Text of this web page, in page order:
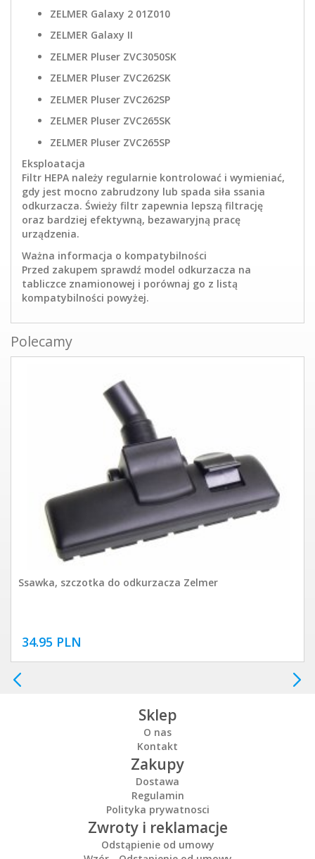
ZELMER Galaxy 2 01Z010
ZELMER Galaxy II
ZELMER Pluser ZVC3050SK
ZELMER Pluser ZVC262SK
ZELMER Pluser ZVC262SP
ZELMER Pluser ZVC265SK
ZELMER Pluser ZVC265SP
Eksploatacja
Filtr HEPA należy regularnie kontrolować i wymieniać,
gdy jest mocno zabrudzony lub spada siła ssania
odkurzacza. Świeży filtr zapewnia lepszą filtrację
oraz bardziej efektywną, bezawaryjną pracę
urządzenia.
Ważna informacja o kompatybilności
Przed zakupem sprawdź model odkurzacza na
tabliczce znamionowej i porównaj go z listą
kompatybilności powyżej.
Polecamy
Ssawka, szczotka do odkurzacza Zelmer
34.95 PLN
Sklep
O nas
Kontakt
Zakupy
Dostawa
Regulamin
Polityka prywatnosci
Zwroty i reklamacje
Odstąpienie od umowy